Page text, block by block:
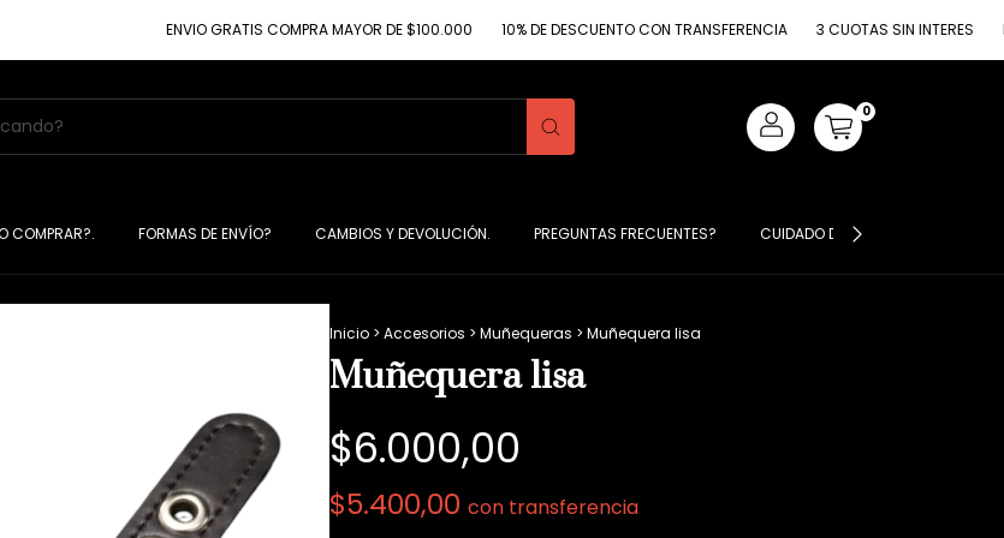
ENVIO GRATIS COMPRA MAYOR DE $100.000 10% DE DESCUENTO CON TRANSFERENCIA 3 CUOTAS SIN INTERES ENVIO
0
COMPRAR?. FORMAS DE ENVÍO? CAMBIOS Y DEVOLUCIÓN. PREGUNTAS FRECUENTES? CUIDADO DE MIS PRENDAS ?
Inicio > Accesorios > Muñequeras > Muñequera lisa
Muñequera lisa
$6.000,00
$5.400,00 con transferencia